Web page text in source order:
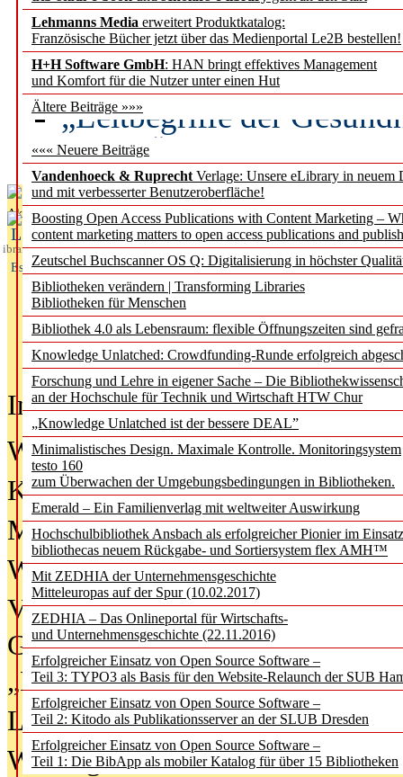
Lehmanns Media erweitert Produktkatalog:
Französische Bücher jetzt über das Medienportal Le2B bestellen!
H+H Software GmbH: HAN bringt effektives Management
und Komfort für die Nutzer unter einen Hut
Ältere Beiträge »»»
««« Neuere Beiträge
Vandenhoeck & Ruprecht Verlage: Unsere eLibrary in neuem
und mit verbesserter Benutzeroberfläche!
Boosting Open Access Publications with Content Marketing –
content marketing matters to open access publications and
Zeutschel Buchscanner OS Q: Digitalisierung in höchster
Bibliotheken verändern | Transforming Libraries
Bibliotheken für Menschen
Bibliothek 4.0 als Lebensraum: flexible Öffnungszeiten sind
Knowledge Unlatched: Crowdfunding-Runde erfolgreich
Forschung und Lehre in eigener Sache – Die
an der Hochschule für Technik und Wirtschaft HTW Chur
„Knowledge Unlatched ist der bessere DEAL”
Minimalistisches Design. Maximale Kontrolle. Monitoringsystem
testo 160
zum Überwachen der Umgebungsbedingungen in Bibliotheken.
Emerald – Ein Familienverlag mit weltweiter Auswirkung
Hochschulbibliothek Ansbach als erfolgreicher Pionier im
bibliothecas neuem Rückgabe- und Sortiersystem flex AMH™
Mit ZEDHIA der Unternehmensgeschichte
Mitteleuropas auf der Spur (10.02.2017)
ZEDHIA – Das Onlineportal für Wirtschafts-
und Unternehmensgeschichte (22.11.2016)
Erfolgreicher Einsatz von Open Source Software –
Teil 3: TYPO3 als Basis für den Website-Relaunch der SUB
Erfolgreicher Einsatz von Open Source Software –
Teil 2: Kitodo als Publikationsserver an der SLUB Dresden
Erfolgreicher Einsatz von Open Source Software –
Teil 1: Die BibApp als mobiler Katalog für über 15 Bibliotheken
Künstliche Intelligenz
besser zu verstehen
„Leitbegriffe der
des BIÖG erscheinen
Aktuelles aus
L
ibrary
Essentials
In der Ausgabe06/2026(August
Was Hochschul­bibliotheken von
Kinder in der digitalen Welt
Metadaten als Infrastruktur
Wenn Bots katalogisieren
Von Abschlusskleidern bis
Geisterjagd-Ausrüstung in der
„Library of Things“ unterwegs
Lesen als Infrastrukturaufgabe
Wie Jugendliche Social Media